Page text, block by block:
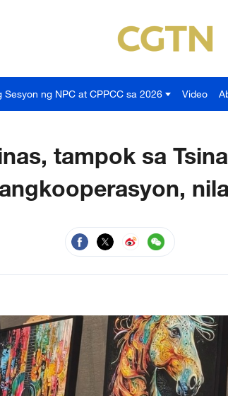
Sesyon ng NPC at CPPCC sa 2026 Video
tampok sa